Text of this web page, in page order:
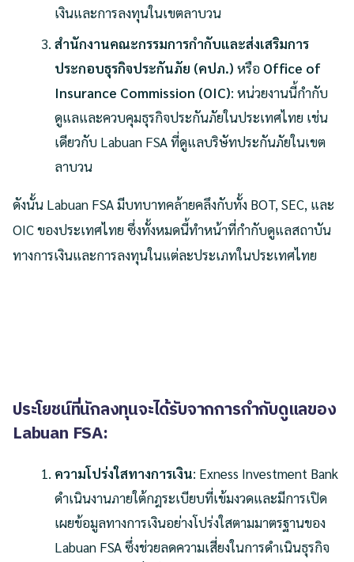
เงินและการลงทุนในเขตลาบวน
สำนักงานคณะกรรมการกำกับและส่งเสริมการ
ประกอบธุรกิจประกันภัย (คปภ.) หรือ Office of
Insurance Commission (OIC): หน่วยงานนี้กำกับ
ดูแลและควบคุมธุรกิจประกันภัยในประเทศไทย เช่น
เดียวกับ Labuan FSA ที่ดูแลบริษัทประกันภัยในเขต
ลาบวน
ดังนั้น Labuan FSA มีบทบาทคล้ายคลึงกับทั้ง BOT, SEC, และ
OIC ของประเทศไทย ซึ่งทั้งหมดนี้ทำหน้าที่กำกับดูแลสถาบัน
ทางการเงินและการลงทุนในแต่ละประเภทในประเทศไทย
ประโยชน์ที่นักลงทุนจะได้รับจากการกำกับดูแลของ
Labuan FSA:
ความโปร่งใสทางการเงิน: Exness Investment Bank
ดำเนินงานภายใต้กฎระเบียบที่เข้มงวดและมีการเปิด
เผยข้อมูลทางการเงินอย่างโปร่งใสตามมาตรฐานของ
Labuan FSA ซึ่งช่วยลดความเสี่ยงในการดำเนินธุรกิจ